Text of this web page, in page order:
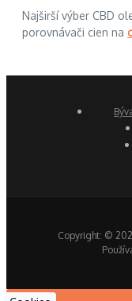
Najširší výber CBD
porovnávači cien na
Copyright: ©